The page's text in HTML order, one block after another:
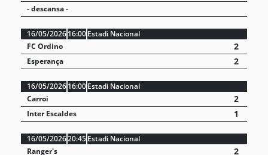
- descansa -
16/05/202616:00Estadi Nacional
FC Ordino
2
Esperança 2
16/05/202616:00Estadi Nacional
Carroi
2
Inter Escaldes 1
16/05/202620:45Estadi Nacional
Ranger's
2